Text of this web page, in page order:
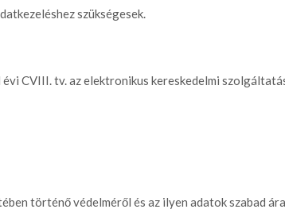
szükségesek.
CVIII. tv. az elektronikus kereskedelmi
történő védelméről és az ilyen adatok szabad